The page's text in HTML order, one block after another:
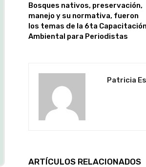
Bosques nativos, preservación,
manejo y su normativa, fueron
los temas de la 6ta Capacitación
Ambiental para Periodistas
Patricia
ARTÍCULOS RELACIONADOS